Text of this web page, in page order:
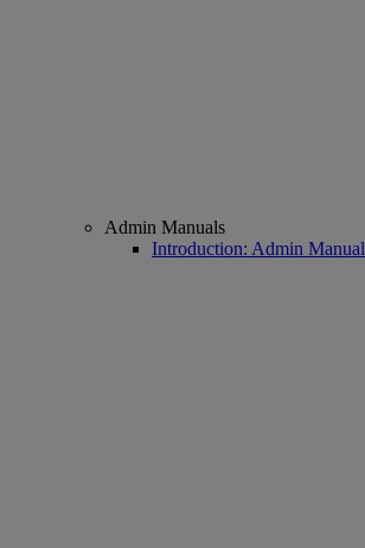
Admin Manuals
Introduction: Admin Manual